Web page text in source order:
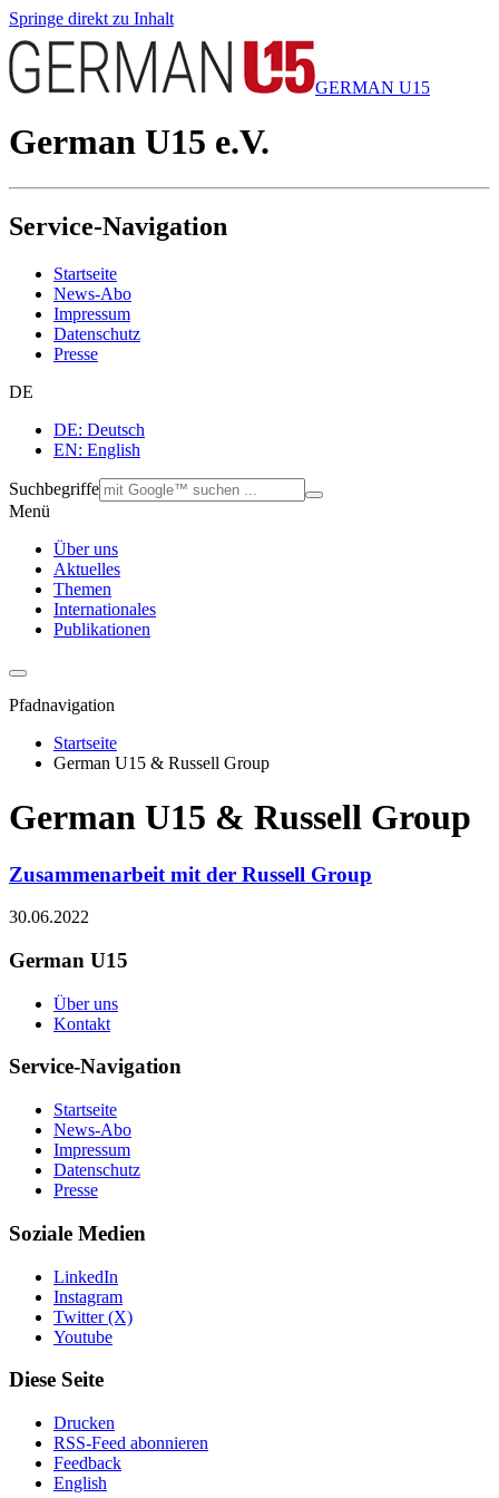
Springe direkt zu Inhalt
GERMAN U15
German U15 e.V.
Service-Navigation
Startseite
News-Abo
Impressum
Datenschutz
Presse
DE
DE: Deutsch
EN: English
Suchbegriffe
Menü
Über uns
Aktuelles
Themen
Internationales
Publikationen
Pfadnavigation
Startseite
German U15 & Russell Group
German U15 & Russell Group
Zusammenarbeit mit der Russell Group
30.06.2022
German U15
Über uns
Kontakt
Service-Navigation
Startseite
News-Abo
Impressum
Datenschutz
Presse
Soziale Medien
LinkedIn
Instagram
Twitter (X)
Youtube
Diese Seite
Drucken
RSS-Feed abonnieren
Feedback
English